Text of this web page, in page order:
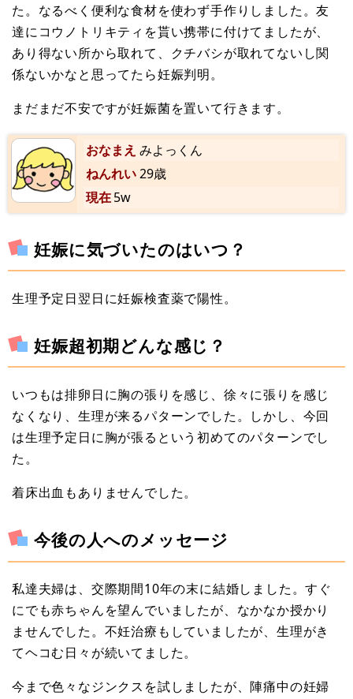
た。なるべく便利な食材を使わず手作りしました。友
達にコウノトリキティを貰い携帯に付けてましたが、
あり得ない所から取れて、クチバシが取れてないし関
係ないかなと思ってたら妊娠判明。
まだまだ不安ですが妊娠菌を置いて行きます。
おなまえ みよっくん
ねんれい29歳
現在5w
妊娠に気づいたのはいつ？
生理予定日翌日に妊娠検査薬で陽性。
妊娠超初期どんな感じ？
いつもは排卵日に胸の張りを感じ、徐々に張りを感じ
なくなり、生理が来るパターンでした。しかし、今回
は生理予定日に胸が張るという初めてのパターンでし
た。
着床出血もありませんでした。
今後の人へのメッセージ
私達夫婦は、交際期間10年の末に結婚しました。すぐ
にでも赤ちゃんを望んでいましたが、なかなか授かり
ませんでした。不妊治療もしていましたが、生理がき
てヘコむ日々が続いてました。
今まで色々なジンクスを試しましたが、陣痛中の妊婦